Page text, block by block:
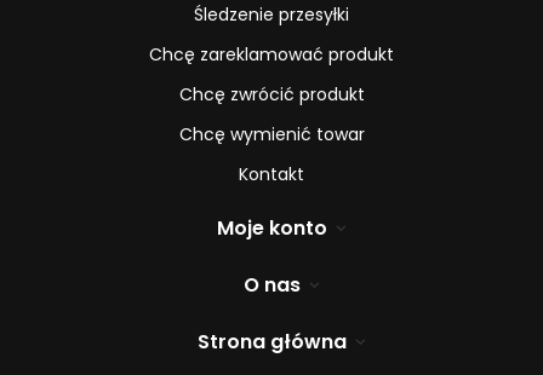
Śledzenie przesyłki
Chcę zareklamować produkt
Chcę zwrócić produkt
Chcę wymienić towar
Kontakt
Moje konto
O nas
Strona główna